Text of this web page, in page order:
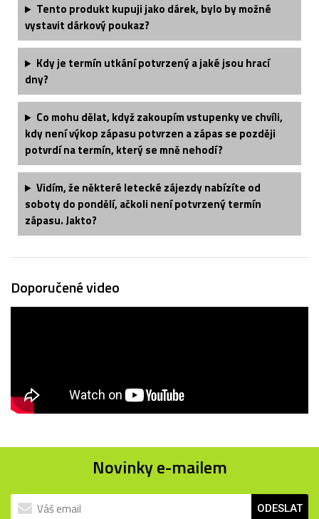
Tento produkt kupuji jako dárek, bylo by možné
vystavit dárkový poukaz?
Kdy je termín utkání potvrzený a jaké jsou hrací
dny?
Co mohu dělat, když zakoupím vstupenky ve chvíli,
kdy není výkop zápasu potvrzen a zápas se později
potvrdí na termín, který se mně nehodí?
Vidím, že některé letecké zájezdy nabízíte od
soboty do pondělí, ačkoli není potvrzený termín
zápasu. Jakto?
Doporučené video
Novinky e-mailem
ODESLAT